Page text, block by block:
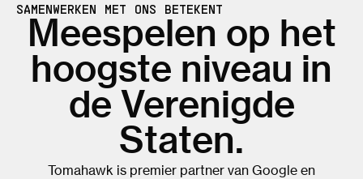
SAMENWERKEN MET ONS BETEKENT
Meespelen op het
hoogste niveau in
de Verenigde
Staten.
Tomahawk is premier partner van Google en